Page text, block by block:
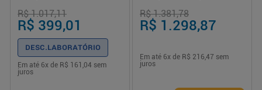
R$ 1.017,11
R$ 399,01
DESC.LABORATÓRIO
Em até 6x de R$ 161,04 sem
juros
R$ 1.381,78
R$ 1.298,87
Em até 6x de R$ 216,47 sem
juros